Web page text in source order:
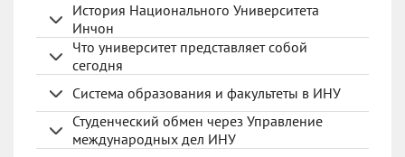
История Национального Университета
Инчон
Что университет представляет собой
сегодня
Система образования и факультеты в ИНУ
Студенческий обмен через Управление
международных дел ИНУ